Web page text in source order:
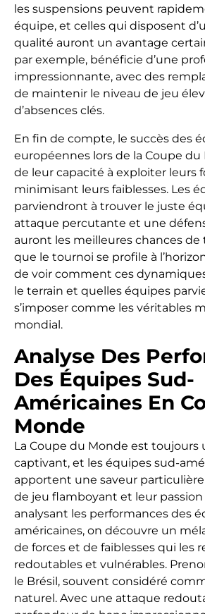
les suspensions peuvent
équipe, et celles qui disposent
qualité auront un avantage
par exemple, bénéficie d’une
impressionnante, avec des
de maintenir le niveau de jeu
d’absences clés.
En fin de compte, le succès des
européennes lors de la Coupe
de leur capacité à exploiter leurs
minimisant leurs faiblesses. Les
parviendront à trouver le juste
attaque percutante et une
auront les meilleures chances de
que le tournoi se profile à
de voir comment ces
le terrain et quelles équipes
s’imposer comme les véritables
mondial.
Analyse Des
Des Équipes Sud-
Américaines En
Monde
La Coupe du Monde est
captivant, et les équipes sud-
apportent une saveur
de jeu flamboyant et leur passion
analysant les performances des
américaines, on découvre un
de forces et de faiblesses qui les
redoutables et vulnérables.
le Brésil, souvent considéré
naturel. Avec une attaque